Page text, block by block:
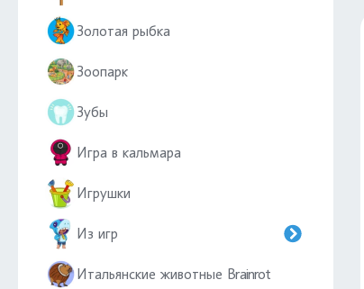
Золотая рыбка
Зоопарк
Зубы
Игра в кальмара
Игрушки
Из игр
Итальянские животные Brainrot